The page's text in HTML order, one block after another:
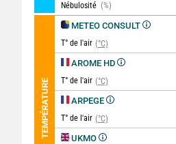
Nébulosité (%)
TEMPÉRATURE
METEO CONSULT
T° de l'air (°C)
AROME HD
T° de l'air (°C)
ARPEGE
T° de l'air (°C)
UKMO